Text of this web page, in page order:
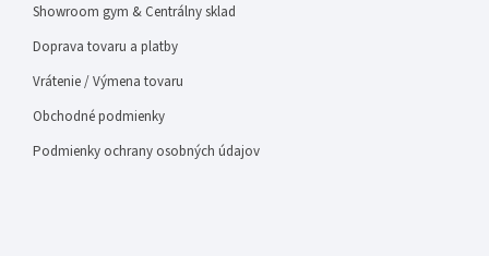
Showroom gym & Centrálny sklad
Doprava tovaru a platby
Vrátenie / Výmena tovaru
Obchodné podmienky
Podmienky ochrany osobných údajov